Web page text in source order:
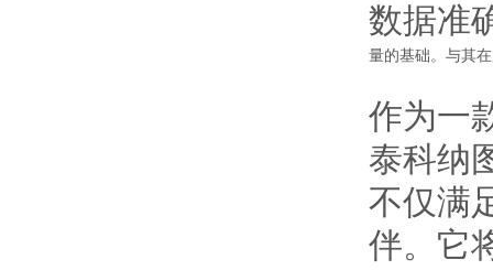
数据准
量的基础。与其
作为一
泰科纳
不仅满
伴。它